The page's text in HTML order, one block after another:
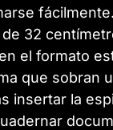
32
el formato
que sobran
insertar la